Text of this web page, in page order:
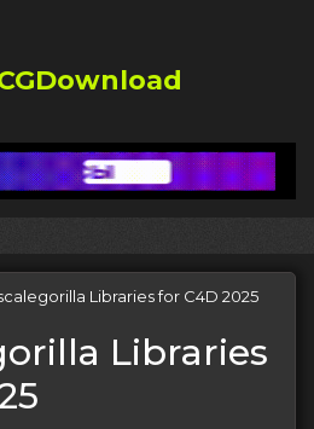
Libraries for C4D 2025
Libraries